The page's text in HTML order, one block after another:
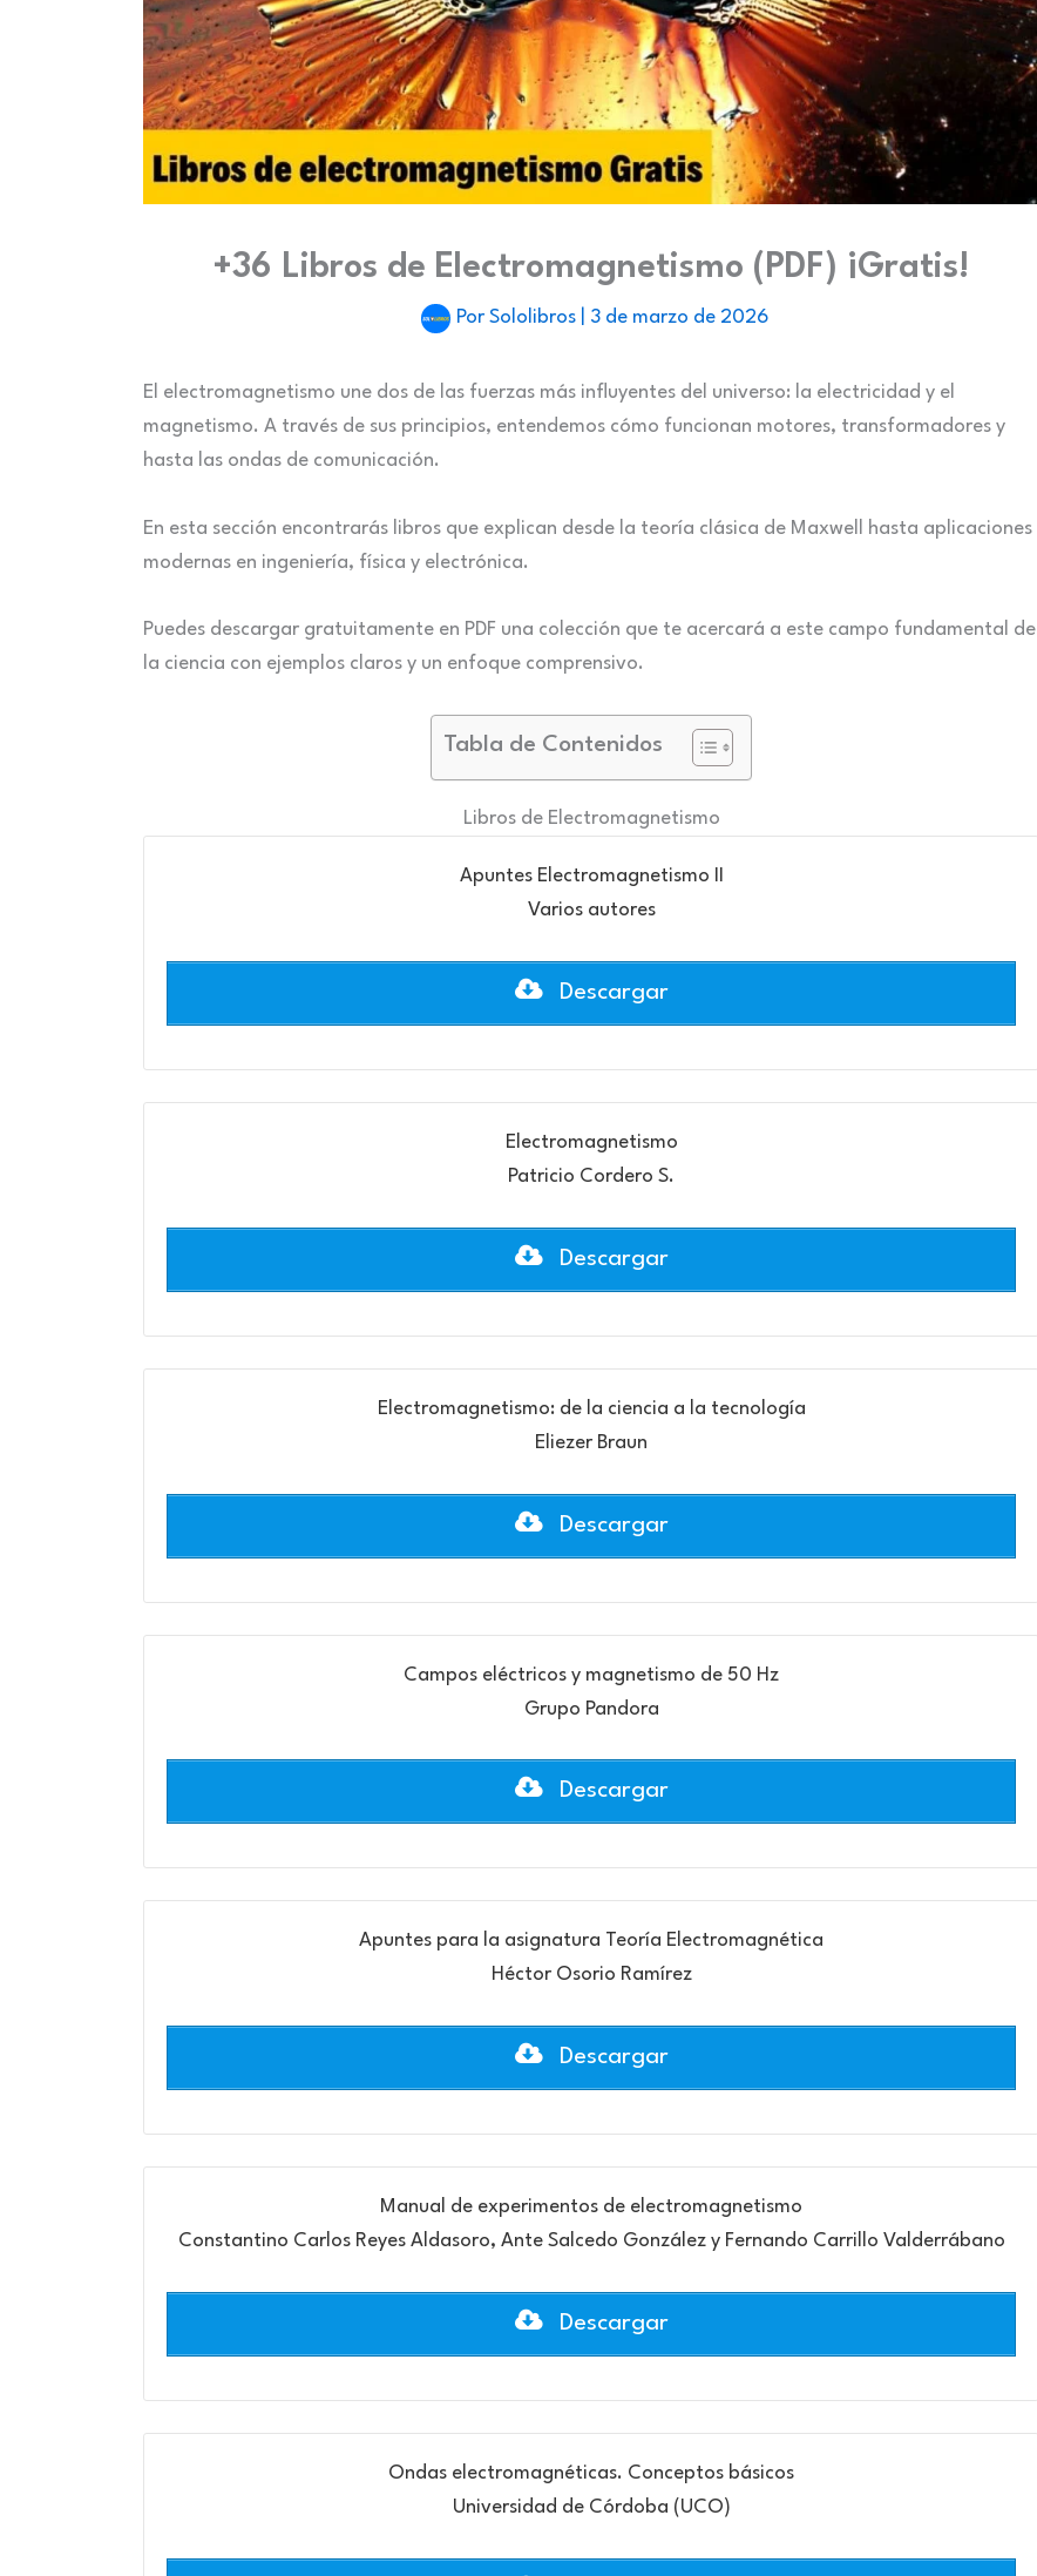
+36 Libros de Electromagnetismo (PDF) ¡Gratis!
Por Sololibros 3 de marzo de 2026
El electromagnetismo une dos de las fuerzas más influyentes del universo: la electricidad y el
magnetismo. A través de sus principios, entendemos cómo funcionan motores, transformadores y
hasta las ondas de comunicación.
En esta sección encontrarás libros que explican desde la teoría clásica de Maxwell hasta aplicaciones
modernas en ingeniería, física y electrónica.
Puedes descargar gratuitamente en PDF una colección que te acercará a este campo fundamental de
la ciencia con ejemplos claros y un enfoque comprensivo.
Tabla de Contenidos
Libros de Electromagnetismo
Apuntes Electromagnetismo II
Varios autores
Descargar
Electromagnetismo
Patricio Cordero S.
Descargar
Electromagnetismo: de la ciencia a la tecnología
Eliezer Braun
Descargar
Campos eléctricos y magnetismo de 50 Hz
Grupo Pandora
Descargar
Apuntes para la asignatura Teoría Electromagnética
Héctor Osorio Ramírez
Descargar
Manual de experimentos de electromagnetismo
Constantino Carlos Reyes Aldasoro, Ante Salcedo González y Fernando Carrillo Valderrábano
Descargar
Ondas electromagnéticas. Conceptos básicos
Universidad de Córdoba (UCO)